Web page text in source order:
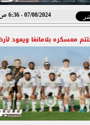
07/08/2024 - 6:36 ص
معسكره بلامانغا ويعود